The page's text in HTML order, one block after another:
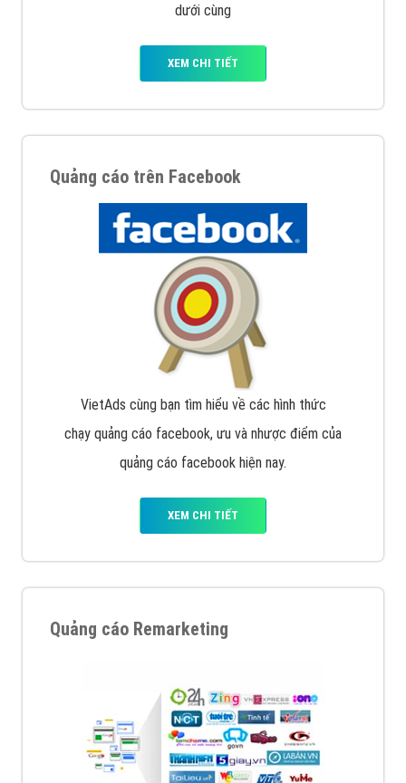
dưới cùng
XEM CHI TIẾT
Quảng cáo trên Facebook
VietAds cùng bạn tìm hiểu về các hình thức
chạy quảng cáo facebook, ưu và nhược điểm của
quảng cáo facebook hiện nay.
XEM CHI TIẾT
Quảng cáo Remarketing